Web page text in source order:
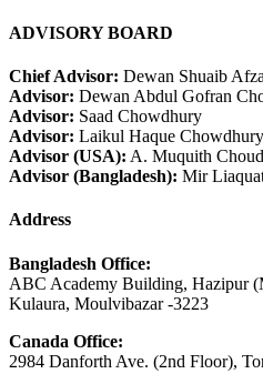
ADVISORY BOARD
Chief Advisor: Dewan Shuaib
Advisor: Dewan Abdul Gofran
Advisor: Saad Chowdhury
Advisor: Laikul Haque Chowdhury
Advisor (USA): A. Muquith
Advisor (Bangladesh): Mir
Address
Bangladesh Office:
ABC Academy Building, Hazipur
Kulaura, Moulvibazar -3223
Canada Office:
2984 Danforth Ave. (2nd Floor),